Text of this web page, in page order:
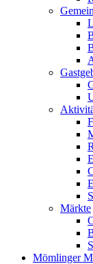
Märkte
Mömlinger